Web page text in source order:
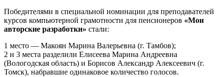
Победителями в специальной номинации для преподавателей
курсов компьютерной грамотности для пенсионеров «Мои
авторские разработки» стали:
1 место — Макоян Марина Валерьевна (г. Тамбов);
2 и 3 места разделили Елисеева Марина Андреевна
(Вологодская область) и Борисов Александр Алексеевич (г.
Томск), набравшие одинаковое количество голосов.